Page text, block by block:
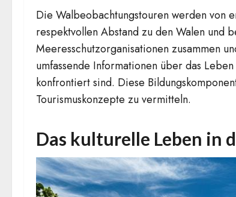
Die Walbeobachtungstouren werden von
respektvollen Abstand zu den Walen und
Meeresschutzorganisationen zusammen
umfassende Informationen über das
konfrontiert sind. Diese
Tourismuskonzepte zu vermitteln.
Das kulturelle Leben in